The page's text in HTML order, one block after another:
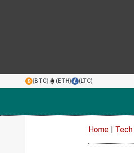
(BTC) (ETH) (LTC)
Home | Tech